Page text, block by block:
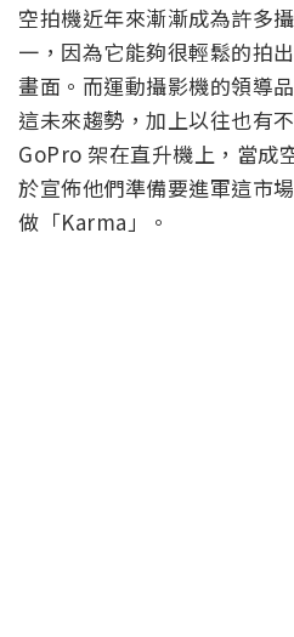
空拍機近年來漸漸成為許多
一，因為它能夠很輕鬆的拍
畫面。而運動攝影機的領導
這未來趨勢，加上以往也有
GoPro 架在直升機上，當成
於宣佈他們準備要進軍這市
做「Karma」。